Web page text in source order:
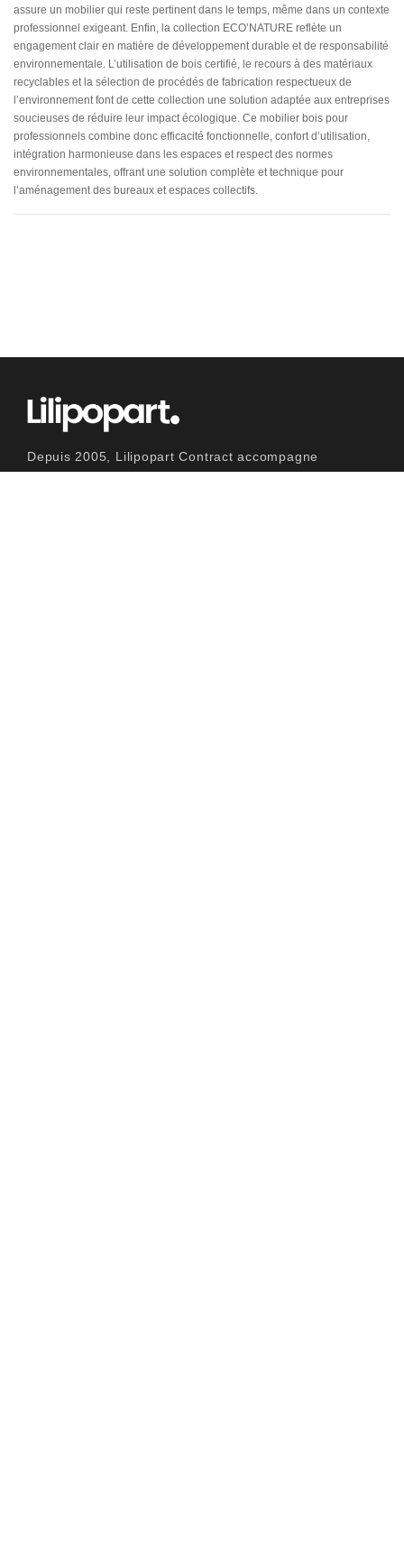
assure un mobilier qui reste pertinent dans le temps, même dans un contexte
professionnel exigeant. Enfin, la collection ECO’NATURE reflète un
engagement clair en matière de développement durable et de responsabilité
environnementale. L’utilisation de bois certifié, le recours à des matériaux
recyclables et la sélection de procédés de fabrication respectueux de
l’environnement font de cette collection une solution adaptée aux entreprises
soucieuses de réduire leur impact écologique. Ce mobilier bois pour
professionnels combine donc efficacité fonctionnelle, confort d’utilisation,
intégration harmonieuse dans les espaces et respect des normes
environnementales, offrant une solution complète et technique pour
l’aménagement des bureaux et espaces collectifs.
Depuis 2005, Lilipopart Contract accompagne